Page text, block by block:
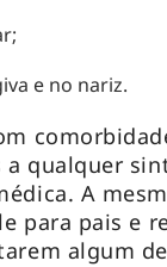
e no nariz.
a qualquer
A
para pais e
algum